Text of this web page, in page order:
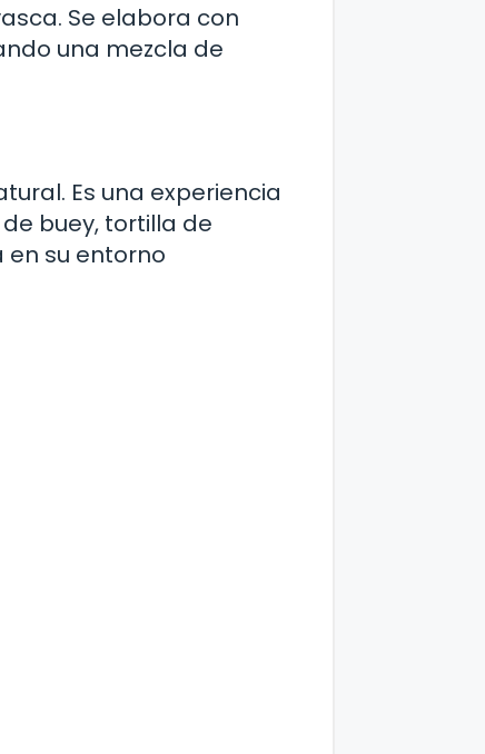
Se elabora con
una mezcla de
Es una experiencia
buey, tortilla de
en su entorno